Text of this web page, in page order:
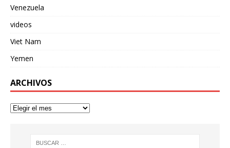
Venezuela
videos
Viet Nam
Yemen
ARCHIVOS